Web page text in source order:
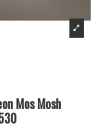
Mos Mosh